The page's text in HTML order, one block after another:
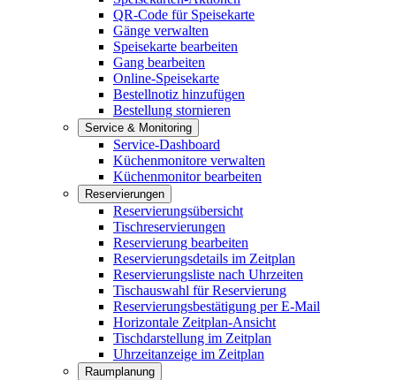
QR-Code für Speisekarte
Gänge verwalten
Speisekarte bearbeiten
Gang bearbeiten
Online-Speisekarte
Bestellnotiz hinzufügen
Bestellung stornieren
Service & Monitoring
Service-Dashboard
Küchenmonitore verwalten
Küchenmonitor bearbeiten
Reservierungen
Reservierungsübersicht
Tischreservierungen
Reservierung bearbeiten
Reservierungsdetails im Zeitplan
Reservierungsliste nach Uhrzeiten
Tischauswahl für Reservierung
Reservierungsbestätigung per E-Mail
Horizontale Zeitplan-Ansicht
Tischdarstellung im Zeitplan
Uhrzeitanzeige im Zeitplan
Raumplanung